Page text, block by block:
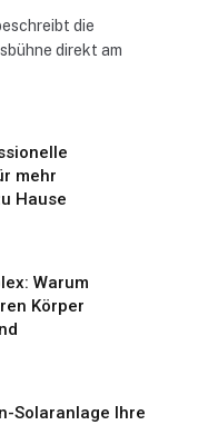
die
direkt am
mehr
Hause
Warum
Körper
Solaranlage Ihre